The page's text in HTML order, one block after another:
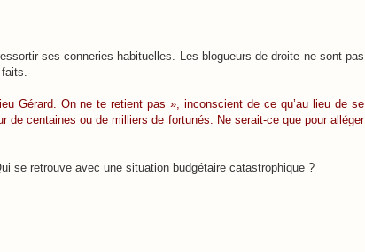
ses conneries habituelles. Les blogueurs de droite ne sont pas
Gérard. On ne te retient pas », inconscient de ce qu’au lieu de se
de centaines ou de milliers de fortunés. Ne serait-ce que pour alléger
se retrouve avec une situation budgétaire catastrophique ?